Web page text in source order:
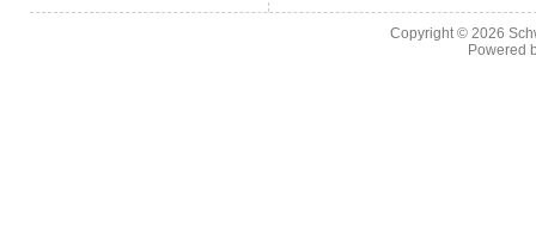
Copyright © 2026
Powered